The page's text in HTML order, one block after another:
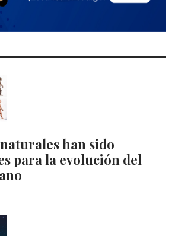
han sido
para la evolución del